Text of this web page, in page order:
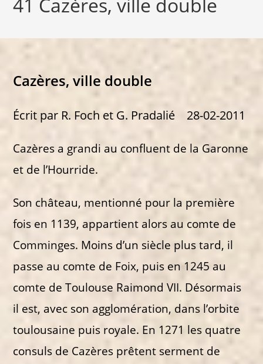
Cazères, ville double
Écrit par R. Foch et G. Pradalié 28-02-2011
Cazères a grandi au confluent de la Garonne
et de l’Hourride.
Son château, mentionné pour la première
fois en 1139, appartient alors au comte de
Comminges. Moins d’un siècle plus tard, il
passe au comte de Foix, puis en 1245 au
comte de Toulouse Raimond VII. Désormais
il est, avec son agglomération, dans l’orbite
toulousaine puis royale. En 1271 les quatre
consuls de Cazères prêtent serment de